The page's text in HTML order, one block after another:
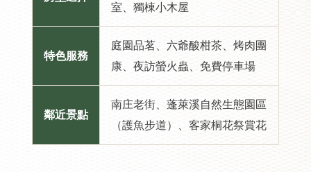
室、獨棟小木屋
特色服務
庭園品茗、六爺酸柑茶、烤肉團
康、夜訪螢火蟲、免費停車場
鄰近景點
南庄老街、蓬萊溪自然生態園區
（護魚步道）、客家桐花祭賞花